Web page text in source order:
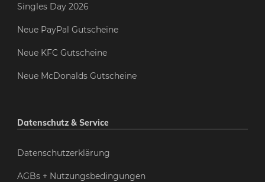
Singles Day 2026
Neue PayPal Gutscheine
Neue KFC Gutscheine
Neue McDonalds Gutscheine
Datenschutz & Service
Datenschutzerklärung
AGBs + Nutzungsbedingungen